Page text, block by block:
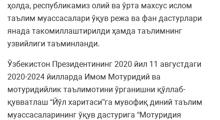
ҳолда, республикамиз олий ва ўрта махсус ислом
таълим муассасалари ўқув режа ва фан дастурлари
янада такомиллаштирилди ҳамда таълимнинг
узвийлиги таъминланди.
Ўзбекистон Президентининг 2020 йил 11 августдаги
2020-2024 йилларда Имом Мотуридий ва
мотуридийлик таълимотини ўрганишни қўллаб-
қувватлаш “Йўл харитаси”га мувофиқ диний таълим
муассасаларининг ўқув дастурига “Мотуридия